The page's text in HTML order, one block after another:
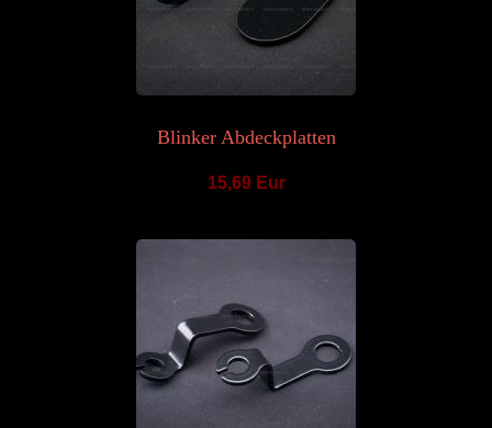
Blinker Abdeckplatten
15,69 Eur